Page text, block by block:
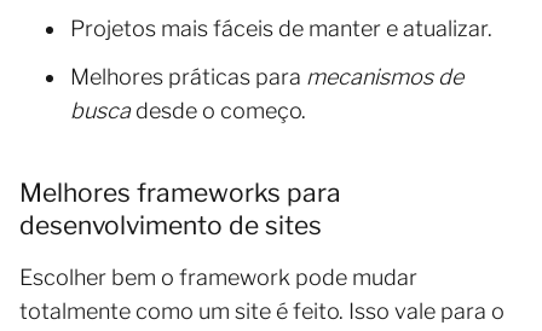
Projetos mais fáceis de manter e atualizar.
Melhores práticas para mecanismos de
buscadesde o começo.
Melhores frameworks para
desenvolvimento de sites
Escolher bem o framework pode mudar
totalmente como um site é feito. Isso vale para o